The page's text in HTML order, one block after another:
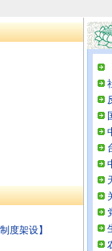
制度架设】